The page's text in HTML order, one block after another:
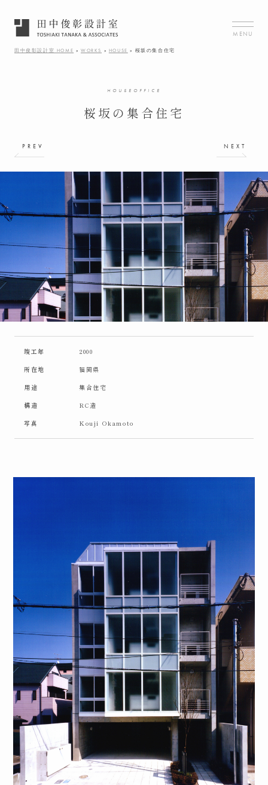
MENU
田中俊彰設計室 HOME »WORKS » HOUSE » 桜坂の集合住宅
HOUSEOFFICE
桜坂の集合住宅
PREV NEXT
竣工年 2000
所在地 福岡県
用途 集合住宅
構造 RC造
写真 Kouji Okamoto